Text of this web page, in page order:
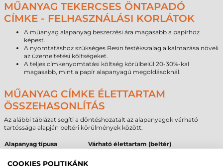
MŰANYAG TEKERCSES ÖNTAPADÓ
CÍMKE - FELHASZNÁLÁSI KORLÁTOK
A műanyag alapanyag beszerzési ára magasabb a papírhoz
képest.
A nyomtatáshoz szükséges Resin festékszalag alkalmazása növeli
az üzemeltetési költségeket.
A teljes címkenyomtatási költség körülbelül 20-30%-kal
magasabb, mint a papír alapanyagú megoldásoknál.
MŰANYAG CÍMKE ÉLETTARTAM
ÖSSZEHASONLÍTÁS
Az alábbi táblázat segíti a döntéshozatalt az alapanyagok várható
tartóssága alapján beltéri körülmények között:
Alapanyag típusa
Várható élettartam (beltér)
Direkt termál
COOKIES POLITIKÁNK